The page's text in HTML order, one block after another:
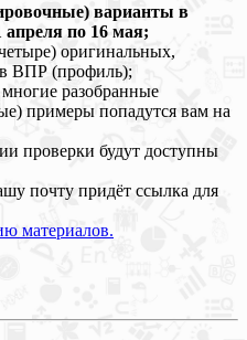
варианты в
апреля по 16 мая;
оригинальных,
ВПР (профиль);
разобранные
примеры попадутся вам на
проверки будут доступны
почту придёт ссылка для
материалов.